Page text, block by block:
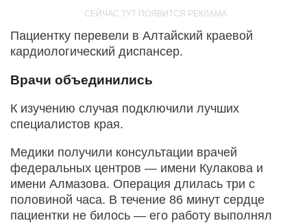
Пациентку перевели в Алтайский краевой
кардиологический диспансер.
Врачи объединились
К изучению случая подключили лучших
специалистов края.
Медики получили консультации врачей
федеральных центров — имени Кулакова и
имени Алмазова. Операция длилась три с
половиной часа. В течение 86 минут сердце
пациентки не билось — его работу выполнял